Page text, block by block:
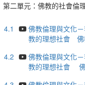
第二單元：佛教的社會倫
4.1
佛教倫理與文化
教的理想社會 佛
4.2
佛教倫理與文化
教的理想社會 佛